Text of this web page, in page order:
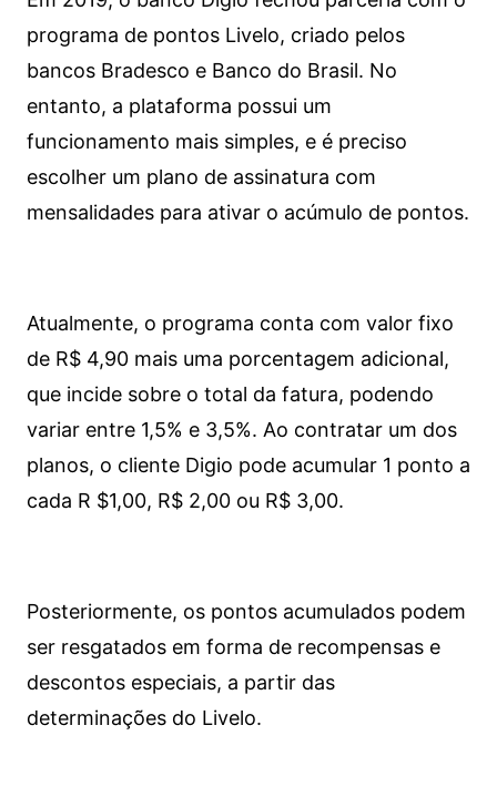
programa de pontos Livelo, criado pelos
bancos Bradesco e Banco do Brasil. No
entanto, a plataforma possui um
funcionamento mais simples, e é preciso
escolher um plano de assinatura com
mensalidades para ativar o acúmulo de pontos.
Atualmente, o programa conta com valor fixo
de R$ 4,90 mais uma porcentagem adicional,
que incide sobre o total da fatura, podendo
variar entre 1,5% e 3,5%. Ao contratar um dos
planos, o cliente Digio pode acumular 1 ponto a
cada R $1,00, R$ 2,00 ou R$ 3,00.
Posteriormente, os pontos acumulados podem
ser resgatados em forma de recompensas e
descontos especiais, a partir das
determinações do Livelo.